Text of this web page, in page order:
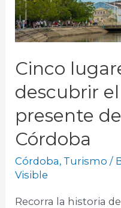
Cinco
descubrir
presente
Córdoba
Córdoba, Turismo /
Visible
Recorra la historia